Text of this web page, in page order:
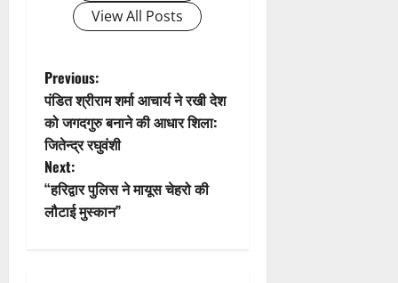
t
i
o
n
View All Posts
P
o
s
t
Previous:
पंडित श्रीराम शर्मा आचार्य ने रखी देश
को जगदगुरु बनाने की आधार शिला:
जितेन्द्र रघुवंशी
Next:
“हरिद्वार पुलिस ने मायूस चेहरो की
लौटाई मुस्कान”